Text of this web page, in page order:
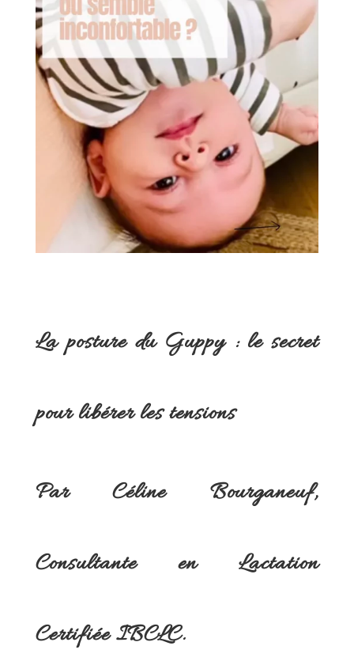
La posture du Guppy : le secret
pour libérer les tensions
Par Céline Bourganeuf,
Consultante en Lactation
Certifiée IBCLC.